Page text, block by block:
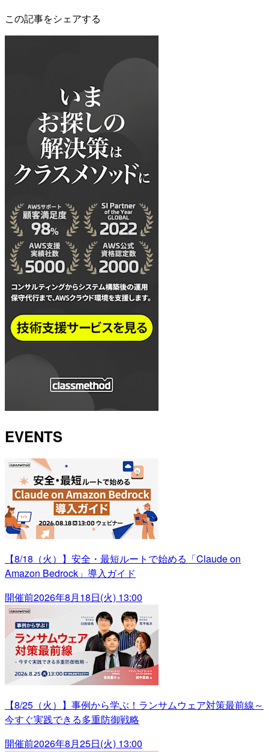
この記事をシェアする
EVENTS
【8/18（火）】安全・最短ルートで始める「Claude on
Amazon Bedrock」導入ガイド
開催前2026年8月18日(火) 13:00
【8/25（火）】事例から学ぶ！ランサムウェア対策最前線～
今すぐ実践できる多重防御戦略
開催前2026年8月25日(火) 13:00